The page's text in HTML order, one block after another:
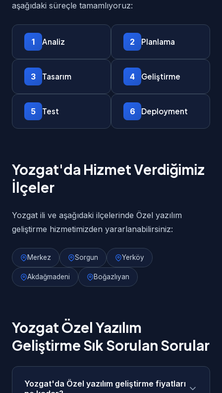
aşağıdaki süreçle tamamlıyoruz:
1 Analiz 2 Planlama
3 Tasarım 4 Geliştirme
5 Test 6 Deployment
Yozgat'da Hizmet Verdiğimiz
İlçeler
Yozgat ili ve aşağıdaki ilçelerinde Özel yazılım
geliştirme hizmetimizden yararlanabilirsiniz:
Merkez Sorgun Yerköy
Akdağmadeni Boğazlıyan
Yozgat Özel Yazılım
Geliştirme Sık Sorulan Sorular
Yozgat'da Özel yazılım geliştirme fiyatları